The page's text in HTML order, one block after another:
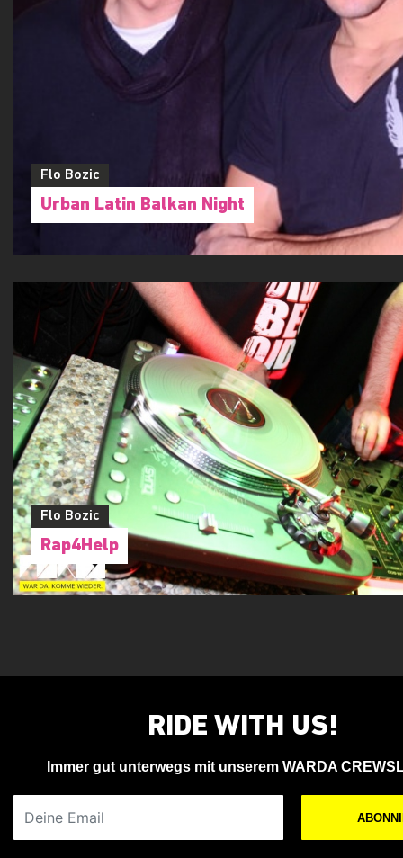
Flo Bozic
Urban Latin Balkan Night
Flo Bozic
Rap4Help
RIDE WITH US!
Immer gut unterwegs mit unserem WARDA